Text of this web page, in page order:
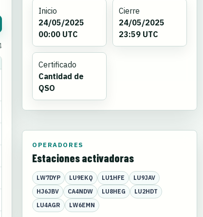
Inicio
24/05/2025
00:00 UTC
Cierre
24/05/2025
23:59 UTC
Certificado
Cantidad de
QSO
OPERADORES
Estaciones activadoras
LW7DYP LU9EKQ LU1HFE
LU9JAV
HJ6JBV
CA4NDW LU8HEG
LU2HDT
LU4AGR
LW6EMN